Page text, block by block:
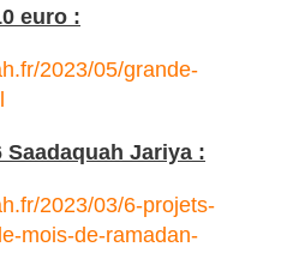
euro :
2023/05/grande-
Jariya :
2023/03/6-projets-
mois-de-ramadan-